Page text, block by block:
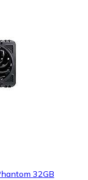
32GB